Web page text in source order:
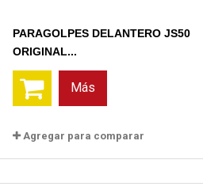
PARAGOLPES DELANTERO JS50
ORIGINAL...
Más
Agregar para comparar